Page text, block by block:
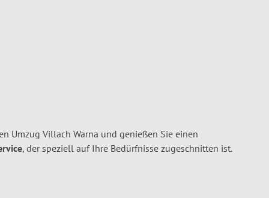
Umzug Villach Warna und genießen Sie einen
, der speziell auf Ihre Bedürfnisse zugeschnitten ist.